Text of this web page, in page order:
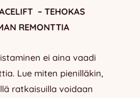
– TEHOKAS
REMONTTIA
ei aina vaadi
Lue miten pienilläkin,
ratkaisuilla voidaan